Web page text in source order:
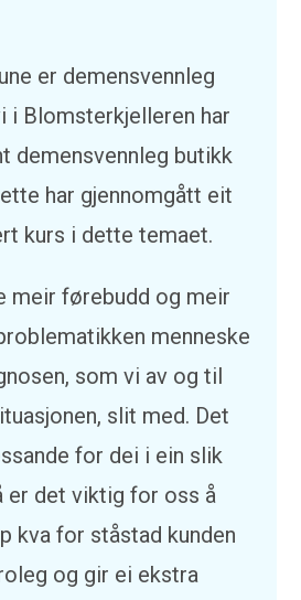
er demensvennleg
i Blomsterkjelleren har
demensvennleg butikk
har gjennomgått eit
kurs i dette temaet.
meir førebudd og meir
menneske
som vi av og til
slit med. Det
for dei i ein slik
er det viktig for oss å
kva for ståstad kunden
og gir ei ekstra